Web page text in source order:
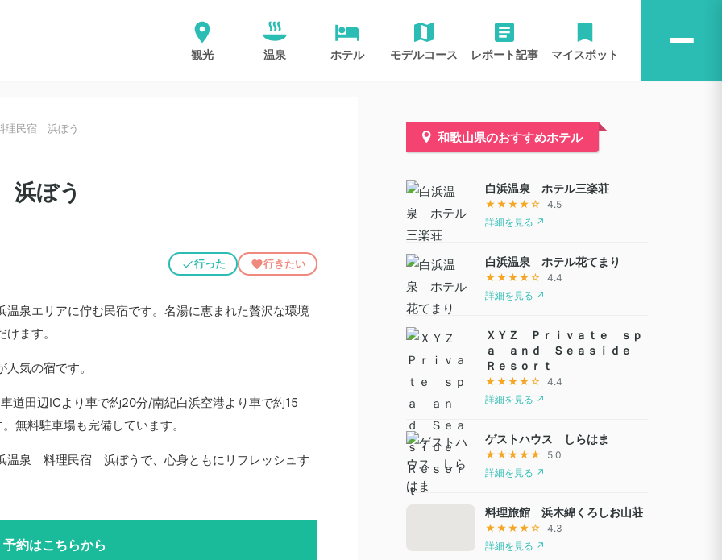
観光 温泉 ホテル モデルコース レポート記事 マイスポット
理民宿 浜ぼう
ぼう
行った 行きたい
泉エリアに佇む民宿です。名湯に恵まれた贅沢な環境
ます。
気の宿です。
道田辺ICより車で約20分/南紀白浜空港より車で約15
無料駐車場も完備しています。
温泉 料理民宿 浜ぼうで、心身ともにリフレッシュす
約はこちらから
和歌山県のおすすめホテル
白浜温泉 ホテル三楽荘
★★★★☆ 4.5
詳細を見る ↗
白浜温泉 ホテル花てまり
★★★★☆ 4.4
詳細を見る ↗
ＸＹＺ Ｐｒｉｖａｔｅ ｓｐ
ａ ａｎｄ Ｓｅａｓｉｄｅ
Ｒｅｓｏｒｔ
★★★★☆ 4.4
詳細を見る ↗
ゲストハウス しらはま
★★★★★
5.0
詳細を見る ↗
料理旅館 浜木綿くろしお山荘
★★★★☆ 4.3
詳細を見る ↗